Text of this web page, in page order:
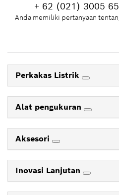
+ 62 (021) 3005
Anda memiliki pertanyaan
Perkakas Listrik
Alat pengukuran
Aksesori
Inovasi Lanjutan